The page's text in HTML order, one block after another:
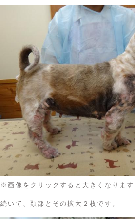
※画像をクリックすると大きくなりま
続いて、頚部とその拡大２枚です。